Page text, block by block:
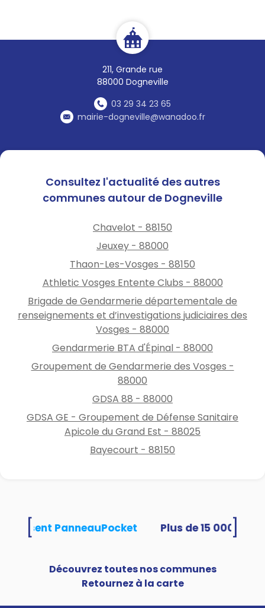
211, Grande rue
88000 Dogneville
03 29 34 23 65
mairie-dogneville@wanadoo.fr
Consultez l'actualité des autres
communes autour de Dogneville
Chavelot - 88150
Jeuxey - 88000
Thaon-Les-Vosges - 88150
Athletic Vosges Entente Clubs - 88000
Brigade de Gendarmerie départementale de
renseignements et d’investigations judiciaires des
Vosges - 88000
Gendarmerie BTA d'Épinal - 88000
Groupement de Gendarmerie des Vosges -
88000
GDSA 88 - 88000
GDSA GE - Groupement de Défense Sanitaire
Apicole du Grand Est - 88025
Bayecourt - 88150
PanneauPocket
Découvrez toutes nos communes
Retournez à la carte